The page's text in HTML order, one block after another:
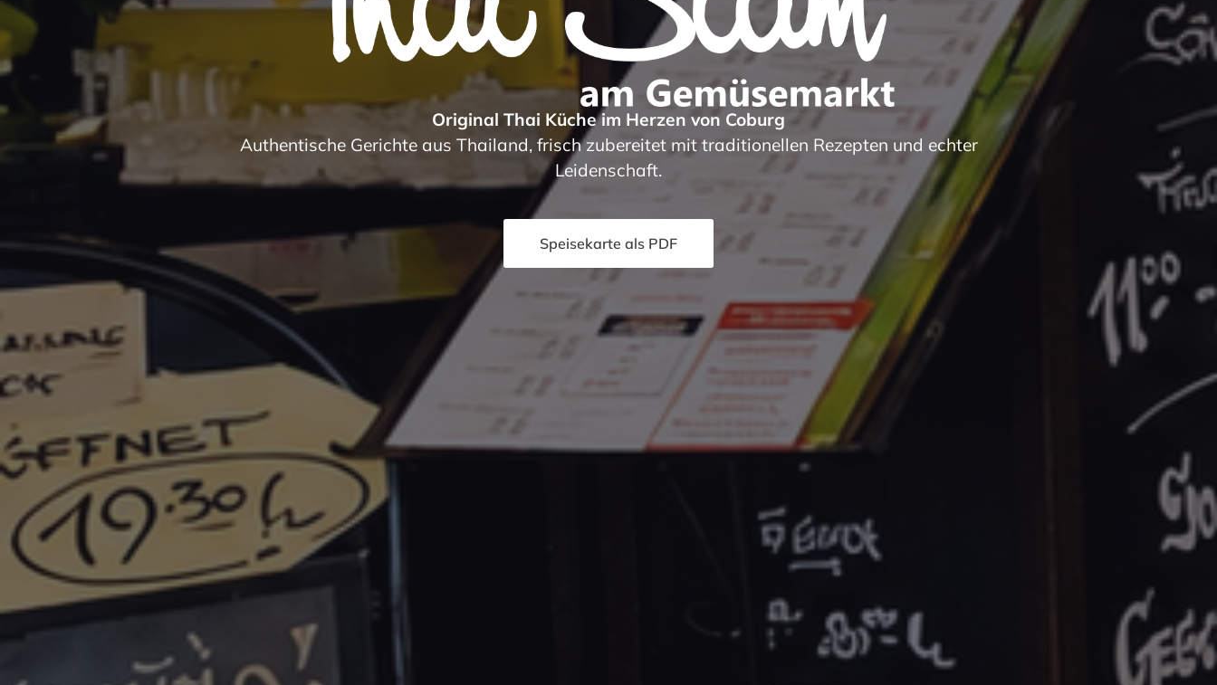
Original Thai Küche im Herzen von Coburg
Authentische Gerichte aus Thailand, frisch zubereitet mit traditionellen Rezepten und echter
Leidenschaft.
Speisekarte als PDF